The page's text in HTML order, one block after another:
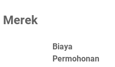
Merek
Biaya
Permohonan